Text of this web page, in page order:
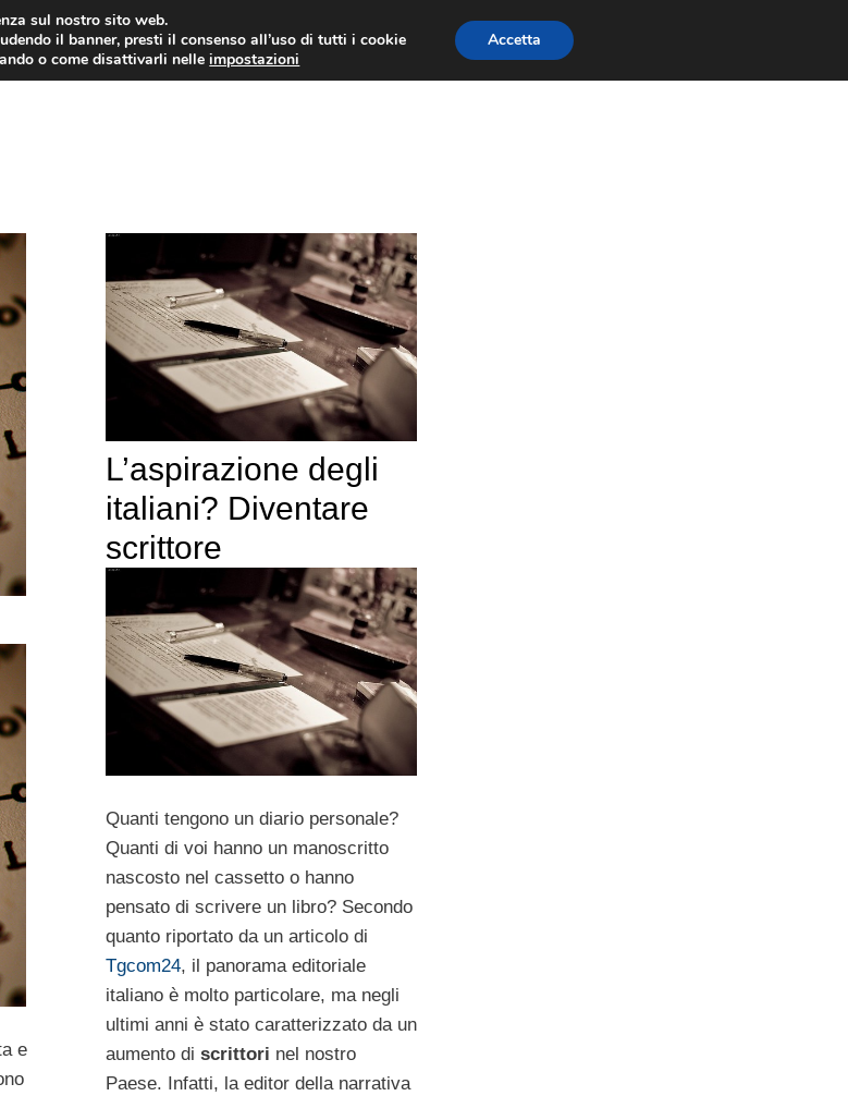
RELAZIONI INTERPERSONALI
e
L’aspirazione degli
italiani? Diventare
scrittore
Quanti tengono un diario personale?
Quanti di voi hanno un manoscritto
nascosto nel cassetto o hanno
pensato di scrivere un libro? Secondo
quanto riportato da un articolo di
Tgcom24, il panorama editoriale
italiano è molto particolare, ma negli
ultimi anni è stato caratterizzato da un
aumento di scrittori nel nostro
Paese. Infatti, la editor della narrativa
sul nostro sito web.
il banner, presti il consenso all’uso di tutti i cookie
o come disattivarli nelleimpostazioni
Accetta